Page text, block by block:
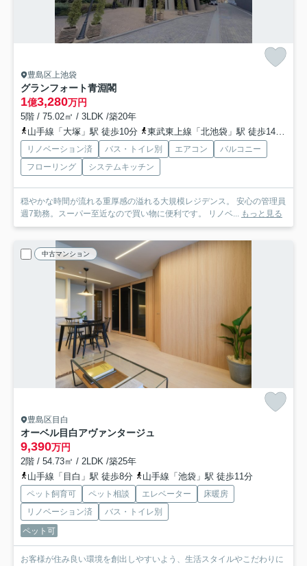
豊島区上池袋
グランフォート青淵閣
1億3,280万円
5階 / 75.02㎡ / 3LDK /築20年
山手線「大塚」駅 徒歩10分
東武東上線「北池袋」駅 徒歩14分
リノベーション済 バス・トイレ別 エアコン
バルコニー
フローリング
システムキッチン
穏やかな時間が流れる重厚感の溢れる大規模レジデンス。 安心の管理員
週7勤務。スーパー至近なので買い物に便利です。 リノベ... もっと見る
中古マンション
豊島区目白
オーベル目白アヴァンタージュ
9,390万円
2階 / 54.73㎡ / 2LDK /築25年
山手線「目白」駅 徒歩8分
山手線「池袋」駅 徒歩11分
ペット飼育可 ペット相談 エレベーター
床暖房
リノベーション済
バス・トイレ別
ペット可
お客様が住み良い環境を創出しやすいよう、生活スタイルやこだわりに